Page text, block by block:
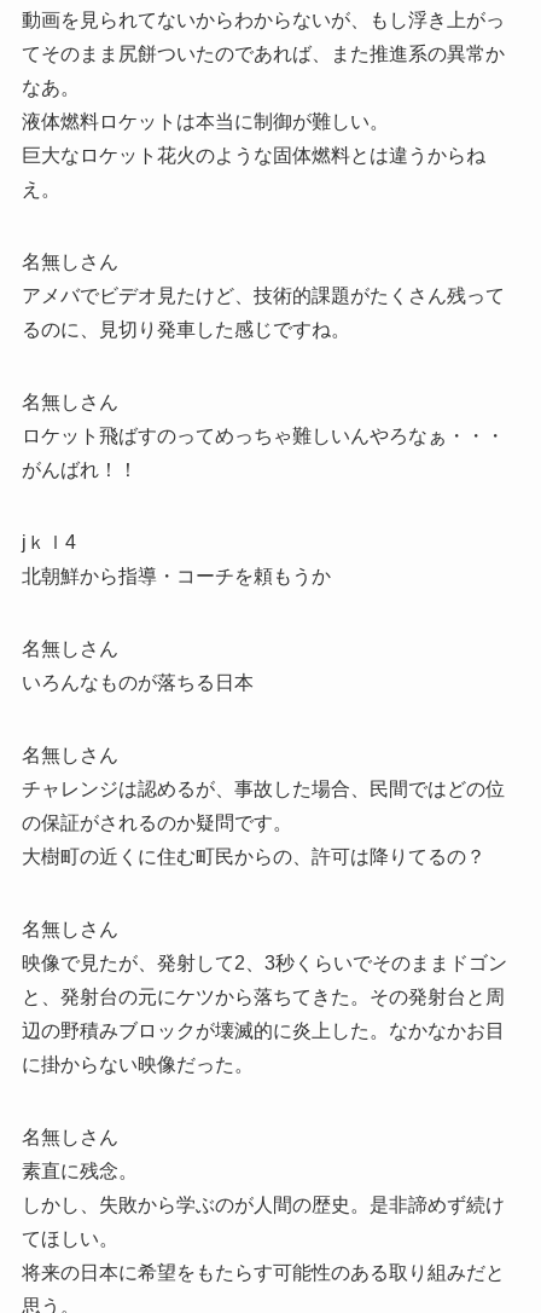
動画を見られてないからわからないが、もし浮き上がっ
てそのまま尻餅ついたのであれば、また推進系の異常か
なあ。
液体燃料ロケットは本当に制御が難しい。
巨大なロケット花火のような固体燃料とは違うからね
え。
名無しさん
アメバでビデオ見たけど、技術的課題がたくさん残って
るのに、見切り発車した感じですね。
名無しさん
ロケット飛ばすのってめっちゃ難しいんやろなぁ・・・
がんばれ！！
jｋｌ4
北朝鮮から指導・コーチを頼もうか
名無しさん
いろんなものが落ちる日本
名無しさん
チャレンジは認めるが、事故した場合、民間ではどの位
の保証がされるのか疑問です。
大樹町の近くに住む町民からの、許可は降りてるの？
名無しさん
映像で見たが、発射して2、3秒くらいでそのままドゴン
と、発射台の元にケツから落ちてきた。その発射台と周
辺の野積みブロックが壊滅的に炎上した。なかなかお目
に掛からない映像だった。
名無しさん
素直に残念。
しかし、失敗から学ぶのが人間の歴史。是非諦めず続け
てほしい。
将来の日本に希望をもたらす可能性のある取り組みだと
思う。